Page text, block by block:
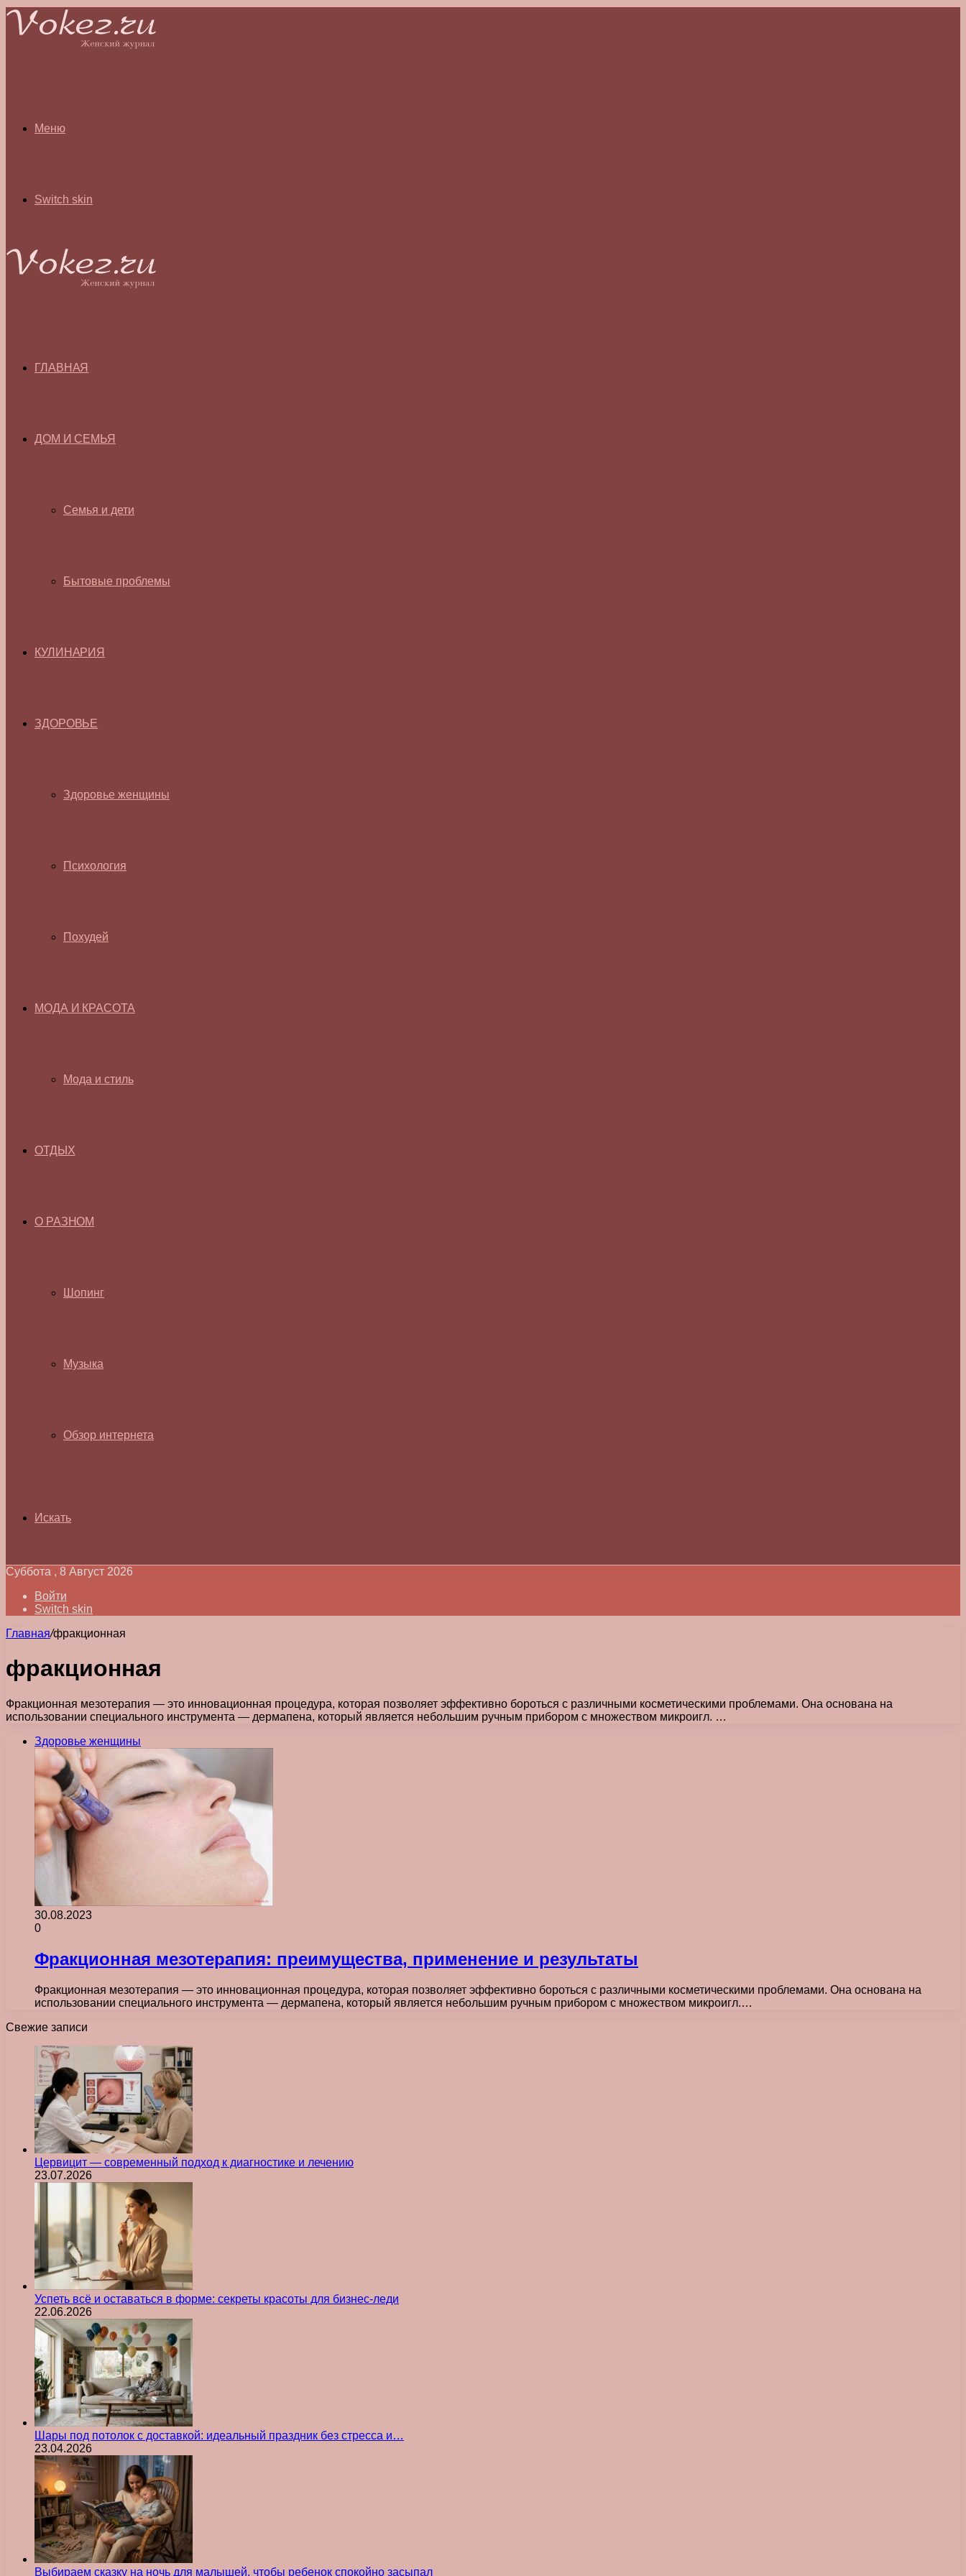
Меню
Switch skin
ГЛАВНАЯ
ДОМ И СЕМЬЯ
Семья и дети
Бытовые проблемы
КУЛИНАРИЯ
ЗДОРОВЬЕ
Здоровье женщины
Психология
Похудей
МОДА И КРАСОТА
Мода и стиль
ОТДЫХ
О РАЗНОМ
Шопинг
Музыка
Обзор интернета
Искать
Суббота , 8 Август 2026
Войти
Switch skin
Главная/фракционная
фракционная
Фракционная мезотерапия — это инновационная процедура, которая позволяет эффективно бороться с различными косметическими проблемами. Она основана на
использовании специального инструмента — дермапена, который является небольшим ручным прибором с множеством микроигл. …
Здоровье женщины
30.08.2023
0
Фракционная мезотерапия: преимущества, применение и результаты
Фракционная мезотерапия — это инновационная процедура, которая позволяет эффективно бороться с различными косметическими проблемами. Она основана на
использовании специального инструмента — дермапена, который является небольшим ручным прибором с множеством микроигл.…
Свежие записи
Цервицит — современный подход к диагностике и лечению
23.07.2026
Успеть всё и оставаться в форме: секреты красоты для бизнес-леди
22.06.2026
Шары под потолок с доставкой: идеальный праздник без стресса и…
23.04.2026
Выбираем сказку на ночь для малышей, чтобы ребенок спокойно засыпал